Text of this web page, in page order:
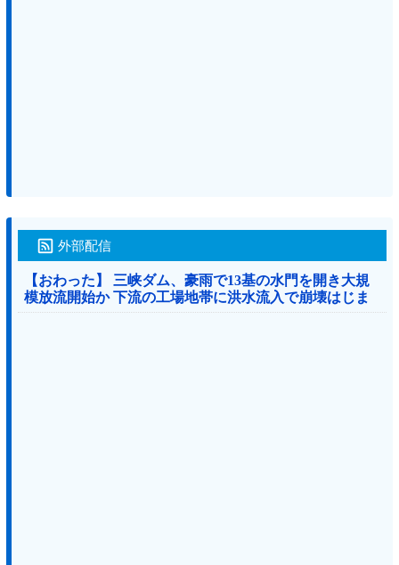
外部配信
【おわった】 三峡ダム、豪雨で13基の水門を開き大規
模放流開始か 下流の工場地帯に洪水流入で崩壊はじま
る